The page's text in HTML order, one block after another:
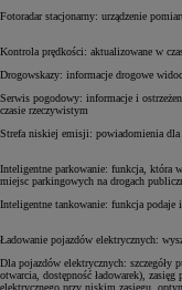
Fotoradar stacjonarny: urządzenie
Kontrola prędkości: aktualizowane
Drogowskazy: informacje drogowe
Serwis pogodowy: informacje i
czasie rzeczywistym
Strefa niskiej emisji: powiadomienia
Inteligentne parkowanie: funkcja, która
miejsc parkingowych na drogach
Inteligentne tankowanie: funkcja
Ładowanie pojazdów elektrycznych:
Dla pojazdów elektrycznych: szczegóły
otwarcia, dostępność ładowarek),
elektrycznego przy niskim